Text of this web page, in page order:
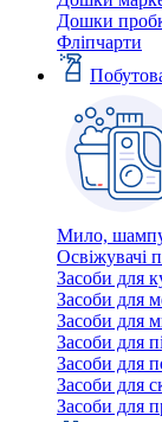
Дошки
Фліпчарти
Мило,
Освіжувачі
Засоби для
Засоби для
Засоби для
Засоби для
Засоби для
Засоби для
Засоби для